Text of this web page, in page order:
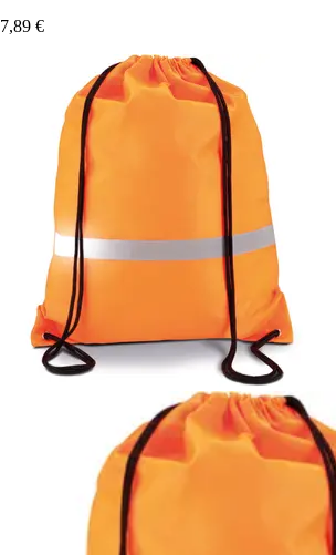
7,89 €